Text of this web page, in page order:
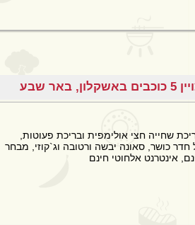
באר שבע
שחייה חצי אולימפית ובריכת פעוטות,
חדר כושר, סאונה יבשה ורטובה וג`קוזי, מבחר
אינטרנט אלחוטי חינם